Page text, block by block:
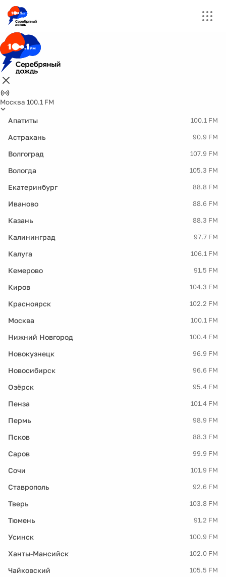
Москва 100.1 FM
Апатиты 100.1 FM
Астрахань 90.9 FM
Волгоград 107.9 FM
Вологда 105.3 FM
Екатеринбург 88.8 FM
Иваново 88.6 FM
Казань 88.3 FM
Калининград 97.7 FM
Калуга 106.1 FM
Кемерово 91.5 FM
Киров 104.3 FM
Красноярск 102.2 FM
Москва 100.1 FM
Нижний Новгород 100.4 FM
Новокузнецк 96.9 FM
Новосибирск 96.6 FM
Озёрск 95.4 FM
Пенза 101.4 FM
Пермь 98.9 FM
Псков 88.3 FM
Саров 99.9 FM
Сочи 101.9 FM
Ставрополь 92.6 FM
Тверь 103.8 FM
Тюмень 91.2 FM
Усинск 100.9 FM
Ханты-Мансийск 102.0 FM
Чайковский 105.5 FM